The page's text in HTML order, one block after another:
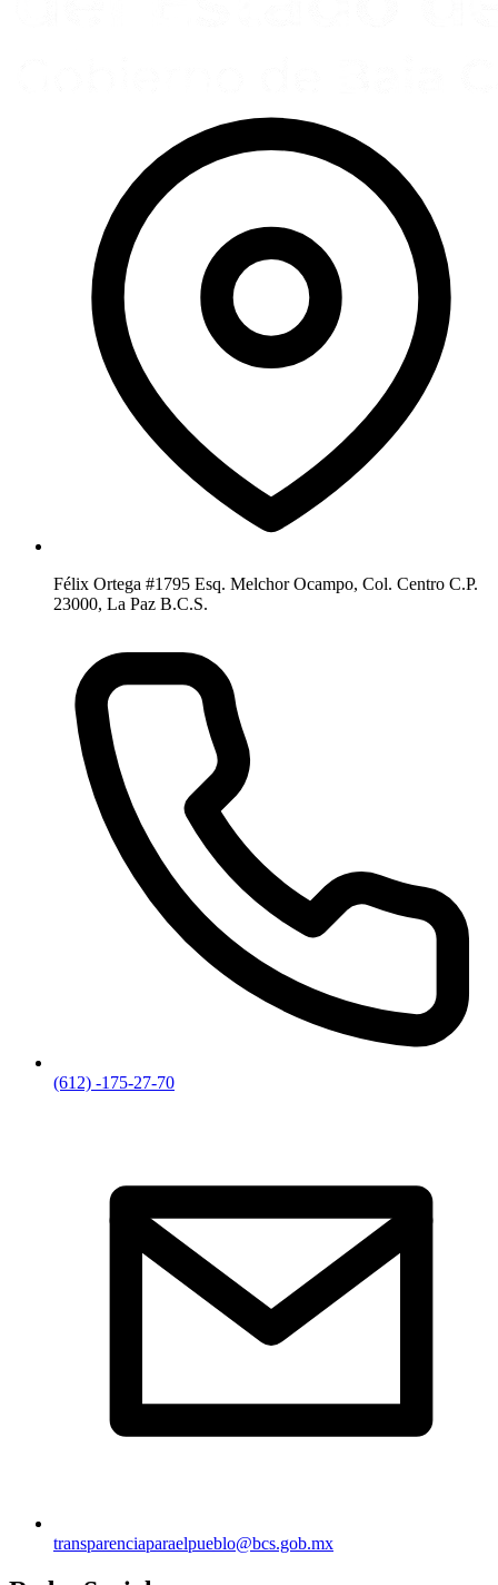
Félix Ortega #1795 Esq. Melchor Ocampo, Col. Centro C.P.
23000, La Paz B.C.S.
(612) -175-27-70
transparenciaparaelpueblo@bcs.gob.mx